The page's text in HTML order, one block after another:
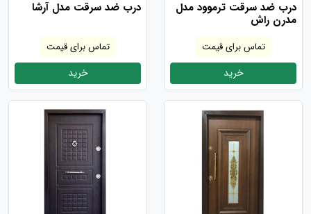
درب ضد سرقت ترموود مدل
مدرن راش
تماس برای قیمت
خرید
درب ضد سرقت مدل آرشا
تماس برای قیمت
خرید